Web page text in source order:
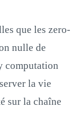
que les zero-
nulle de
computation
la vie
sur la chaîne